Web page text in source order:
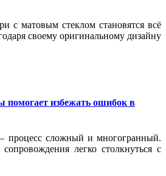
с матовым стеклом становятся всё
своему оригинальному дизайну
помогает избежать ошибок в
процесс сложный и многогранный.
легко столкнуться с